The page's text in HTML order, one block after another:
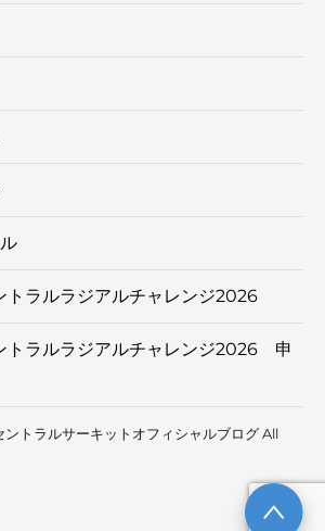
ラルラジアルチャレンジ2026
ラルラジアルチャレンジ2026 申
トラルサーキットオフィシャルブログ All